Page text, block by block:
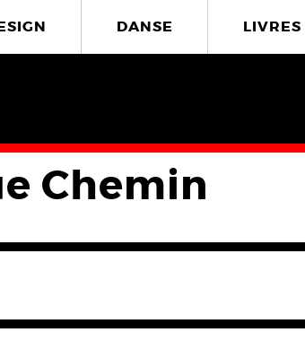
DANSE LIVRES
Chemin